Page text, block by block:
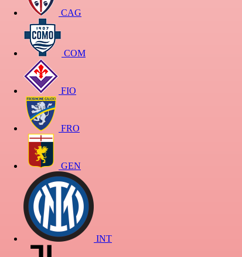
CAG
COM
FIO
FRO
GEN
INT